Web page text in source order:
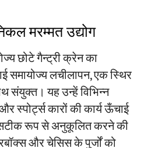
मरम्मत उद्योग
छोटे गैन्ट्री क्रेन का
समायोज्य लचीलापन​, एक स्थिर
संयुक्त। यह उन्हें विभिन्न
स्पोर्ट्स कारों की कार्य ऊँचाई
रूप से अनुकूलित करने की
और चेसिस के पुर्जों को